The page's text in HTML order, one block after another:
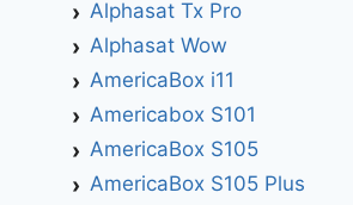
Alphasat Tx Pro
Alphasat Wow
AmericaBox i11
Americabox S101
AmericaBox S105
AmericaBox S105 Plus